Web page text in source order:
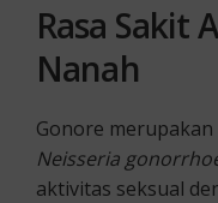
Rasa Sakit
Nanah
Gonore
Neisseria
aktivitas seksual